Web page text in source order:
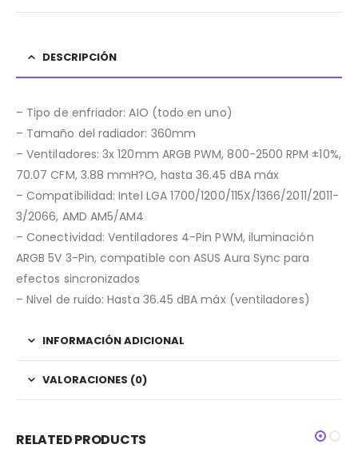
DESCRIPCIÓN
– Tipo de enfriador: AIO (todo en uno)
– Tamaño del radiador: 360mm
– Ventiladores: 3x 120mm ARGB PWM, 800-2500 RPM ±10%,
70.07 CFM, 3.88 mmH?O, hasta 36.45 dBA máx
– Compatibilidad: Intel LGA 1700/1200/115X/1366/2011/2011-
3/2066, AMD AM5/AM4
– Conectividad: Ventiladores 4-Pin PWM, iluminación
ARGB 5V 3-Pin, compatible con ASUS Aura Sync para
efectos sincronizados
– Nivel de ruido: Hasta 36.45 dBA máx (ventiladores)
INFORMACIÓN ADICIONAL
VALORACIONES (0)
RELATED PRODUCTS